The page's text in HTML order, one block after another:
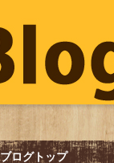
ブログトップ